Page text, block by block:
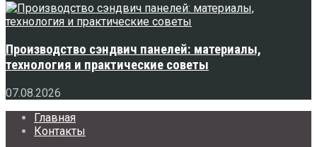
Производство сэндвич панелей: материалы,
технология и практические советы
07.08.2026
Главная
Контакты